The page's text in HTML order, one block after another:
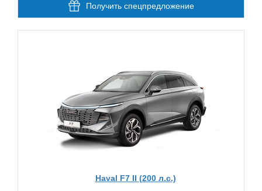
Получить спецпредложение
Haval F7 II (200 л.с.)